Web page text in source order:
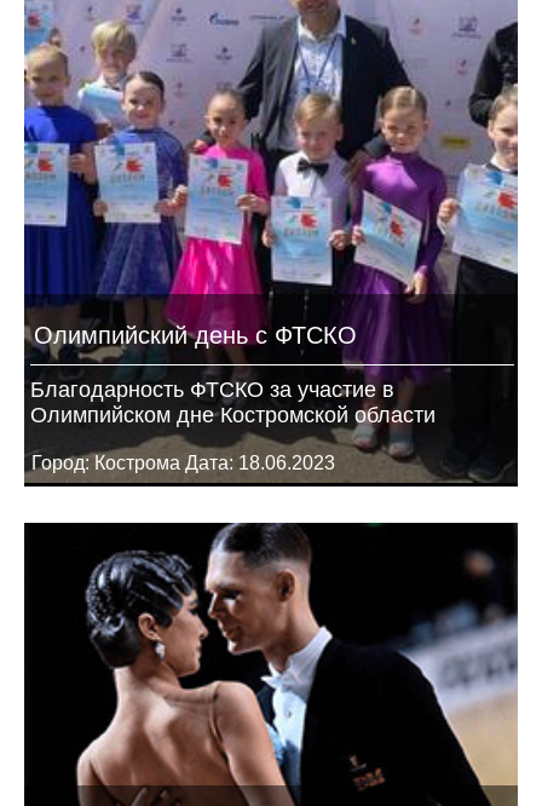
Олимпийский день с ФТСКО
Благодарность ФТСКО за участие в
Олимпийском дне Костромской области
Город: Кострома Дата: 18.06.2023